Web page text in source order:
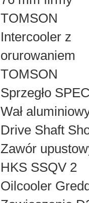
TOMSON
Intercooler z
orurowaniem
TOMSON
Sprzegło
Wał
Drive Shaft
Zawór
HKS SSQV 2
Oilcooler